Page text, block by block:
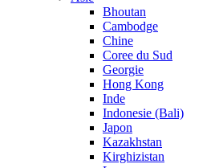
Bhoutan
Cambodge
Chine
Coree du Sud
Georgie
Hong Kong
Inde
Indonesie (Bali)
Japon
Kazakhstan
Kirghizistan